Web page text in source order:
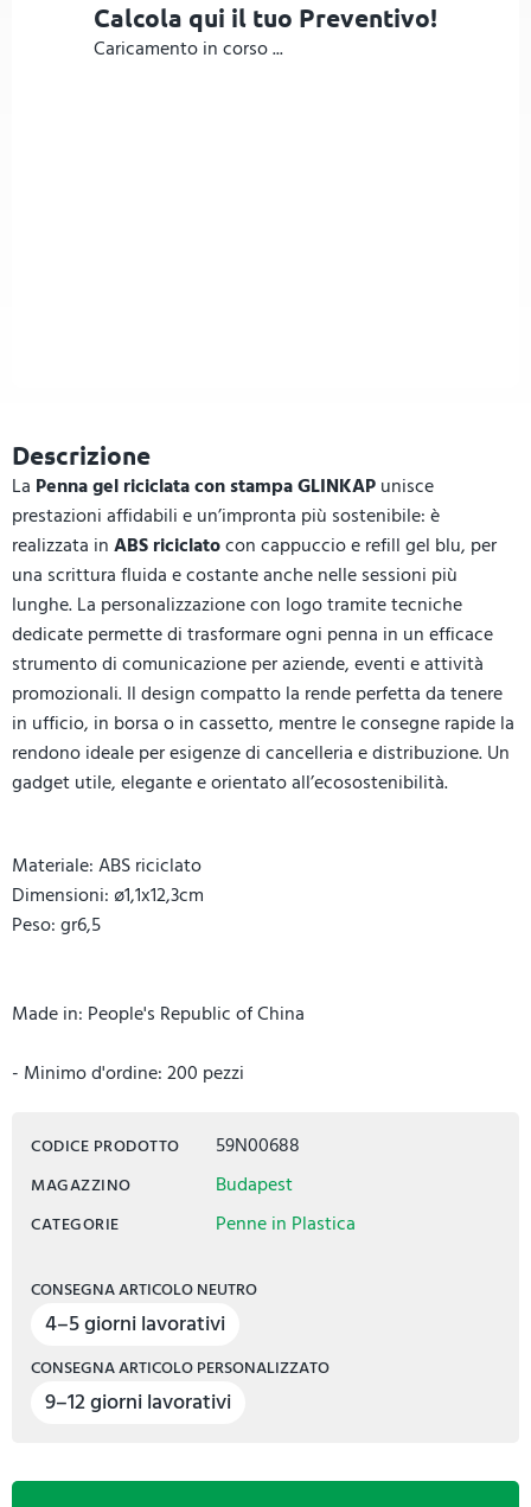
Calcola qui il tuo Preventivo!
Caricamento in corso ...
Descrizione
La Penna gel riciclata con stampa GLINKAPunisce
prestazioni affidabili e un’impronta più sostenibile: è
realizzata inABS riciclatocon cappuccio e refill gel blu, per
una scrittura fluida e costante anche nelle sessioni più
lunghe. La personalizzazione con logo tramite tecniche
dedicate permette di trasformare ogni penna in un efficace
strumento di comunicazione per aziende, eventi e attività
promozionali. Il design compatto la rende perfetta da tenere
in ufficio, in borsa o in cassetto, mentre le consegne rapide la
rendono ideale per esigenze di cancelleria e distribuzione. Un
gadget utile, elegante e orientato all’ecosostenibilità.
Materiale: ABS riciclato
Dimensioni: ø1,1x12,3cm
Peso: gr6,5
Made in: People's Republic of China
- Minimo d'ordine: 200 pezzi
CODICE PRODOTTO 59N00688
MAGAZZINO Budapest
CATEGORIE Penne in Plastica
CONSEGNA ARTICOLO NEUTRO
4–5 giorni lavorativi
CONSEGNA ARTICOLO PERSONALIZZATO
9–12 giorni lavorativi